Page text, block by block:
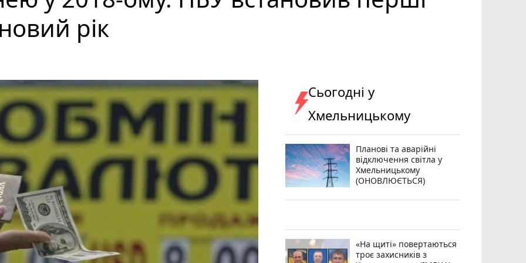
рік
Сьогодні у
Хмельницькому
Планові та аварійні
відключення світла у
Хмельницькому
(ОНОВЛЮЄТЬСЯ)
«На щиті» повертаються
троє захисників з